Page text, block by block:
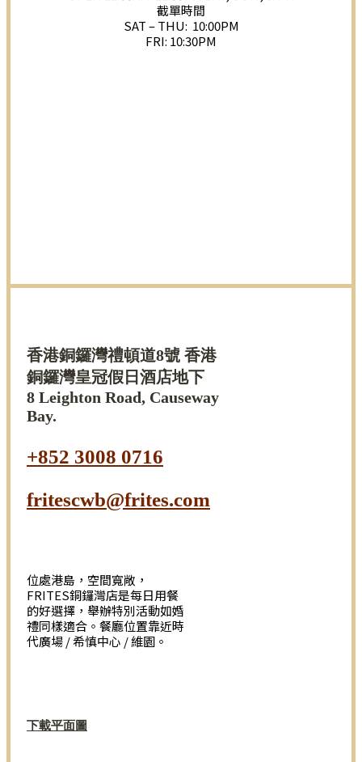
截單時間
SAT – THU: 10:00PM
FRI: 10:30PM
香港銅鑼灣禮頓道8號 香港
銅鑼灣皇冠假日酒店地下
8 Leighton Road, Causeway
Bay.
+852 3008 0716
fritescwb@frites.com
位處港島，空間寬敞，
FRITES銅鑼灣店是每日用餐
的好選擇，舉辦特別活動如婚
禮同樣適合。餐廳位置靠近時
代廣場 / 希慎中心 / 維園。
下載平面圖